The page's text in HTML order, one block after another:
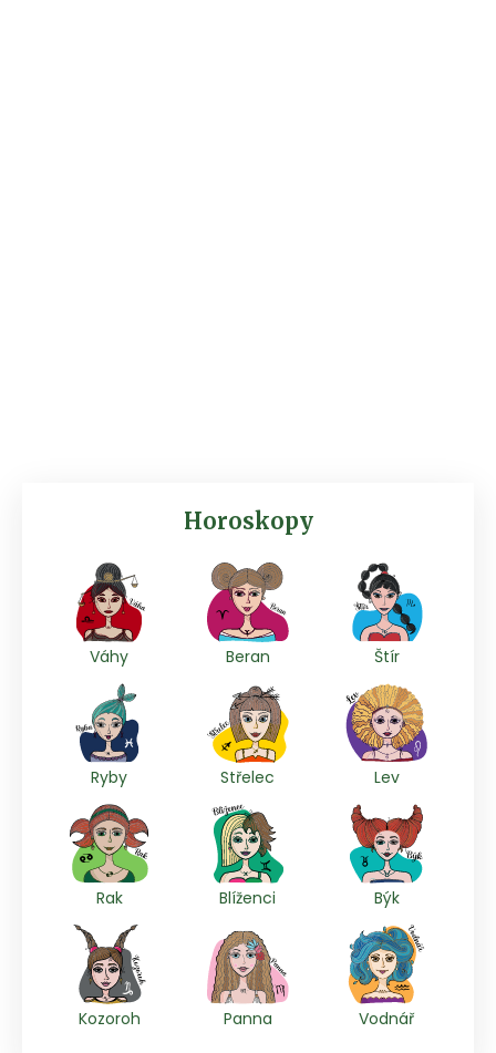
Horoskopy
Váhy Beran Štír
Ryby Střelec Lev
Rak Blíženci Býk
Kozoroh Panna Vodnář